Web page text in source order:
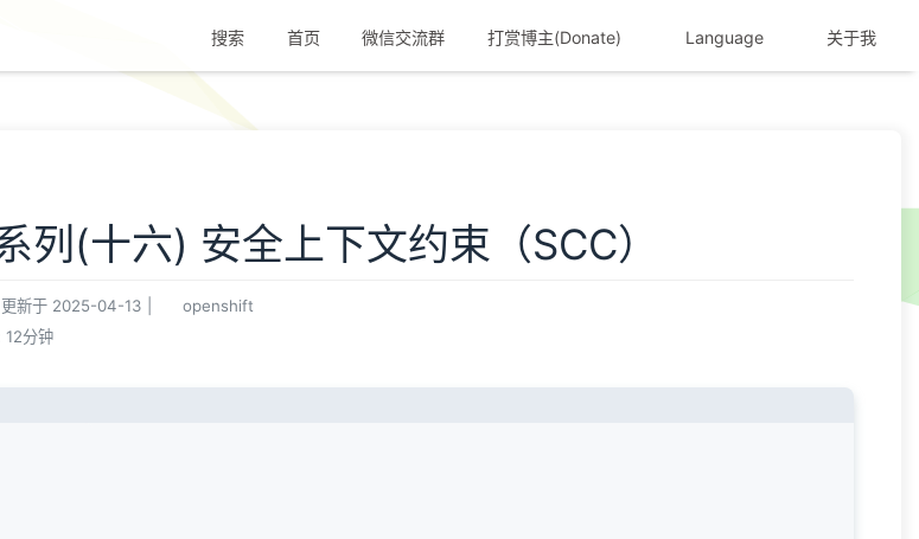
搜索 首页 微信交流群 打赏博主(Donate) Language 关于我
列(十六) 安全上下文约束（SCC）
更新于 2025-04-13
openshift
12分钟